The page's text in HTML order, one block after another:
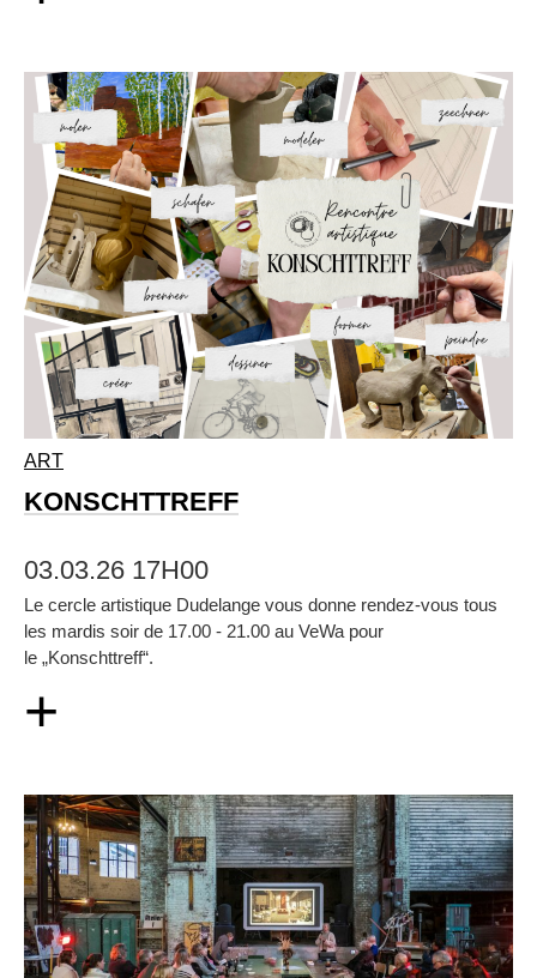
ART
KONSCHTTREFF
03.03.26 17H00
Le cercle artistique Dudelange vous donne rendez-vous tous
les mardis soir de 17.00 - 21.00 au VeWa pour
le „Konschttreff“.
+